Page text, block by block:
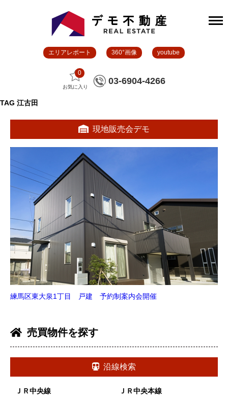
エリアレポート 360°画像 youtube
0
お気に入り
03-6904-4266
TAG 江古田
現地販売会デモ
練馬区東大泉1丁目 戸建 予約制案内会開催
売買物件を探す
沿線検索
ＪＲ中央線
ＪＲ中央本線